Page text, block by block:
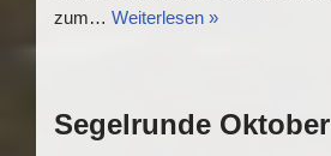
zum… Weiterlesen »
Segelrunde Oktober